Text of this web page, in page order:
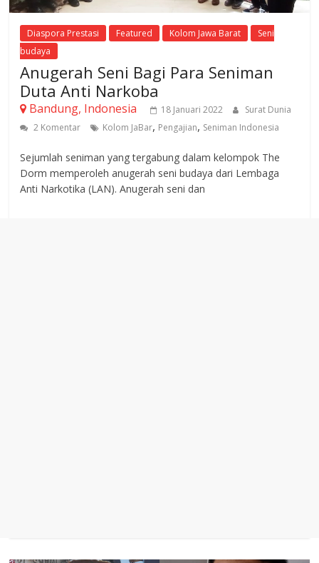
Diaspora Prestasi Featured Kolom Jawa Barat
Seni
budaya
Anugerah Seni Bagi Para Seniman
Duta Anti Narkoba
Bandung, Indonesia 18 Januari 2022
Surat Dunia
2 Komentar
Kolom JaBar, Pengajian, Seniman Indonesia
Sejumlah seniman yang tergabung dalam kelompok The
Dorm memperoleh anugerah seni budaya dari Lembaga
Anti Narkotika (LAN). Anugerah seni dan